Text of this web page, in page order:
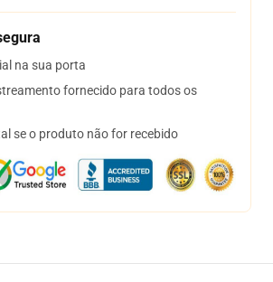
na sua porta
fornecido para todos os
se o produto não for recebido